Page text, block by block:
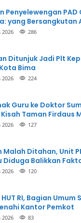
Penyelewengan PAD
yang Bersangkutan
dan Siap
2026 286
Ditunjuk Jadi Plt
Bima
2026 224
Guru ke Doktor
Kisah Taman Firdaus
2026 127
Malah Ditahan, Unit
Diduga Balikkan
2026 120
RI, Bagian Umum
Kantor Pemkot
2026 83